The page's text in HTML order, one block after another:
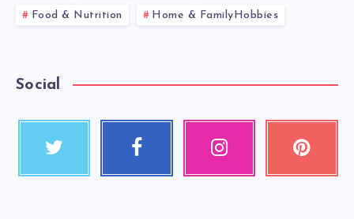
Food & Nutrition Home & FamilyHobbies
Social